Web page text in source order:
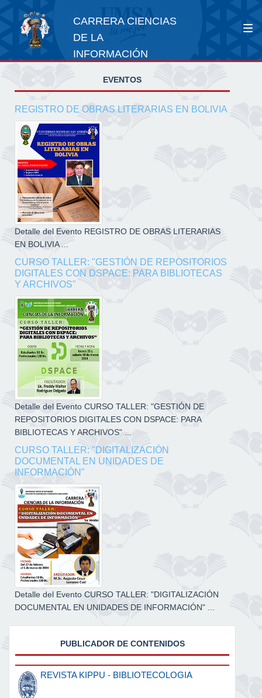
CARRERA CIENCIAS
DE LA
INFORMACIÓN
EVENTOS
REGISTRO DE OBRAS LITERARIAS EN BOLIVIA
Detalle del Evento REGISTRO DE OBRAS LITERARIAS
EN BOLIVIA ...
CURSO TALLER: "GESTIÓN DE REPOSITORIOS
DIGITALES CON DSPACE: PARA BIBLIOTECAS
Y ARCHIVOS"
Detalle del Evento CURSO TALLER: "GESTIÓN DE
REPOSITORIOS DIGITALES CON DSPACE: PARA
BIBLIOTECAS Y ARCHIVOS" ...
CURSO TALLER: "DIGITALIZACIÓN
DOCUMENTAL EN UNIDADES DE
INFORMACIÓN"
Detalle del Evento CURSO TALLER: "DIGITALIZACIÓN
DOCUMENTAL EN UNIDADES DE INFORMACIÓN" ...
PUBLICADOR DE CONTENIDOS
REVISTA KIPPU - BIBLIOTECOLOGIA